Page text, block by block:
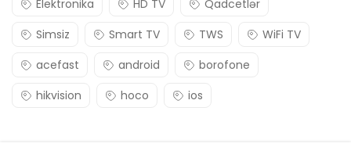
Elektronika HD TV
Qadcetlər
Simsiz
Smart TV TWS
WiFi TV
acefast
android
borofone
hikvision
hoco ios